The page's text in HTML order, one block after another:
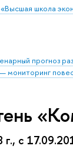
школа
прогноз
с